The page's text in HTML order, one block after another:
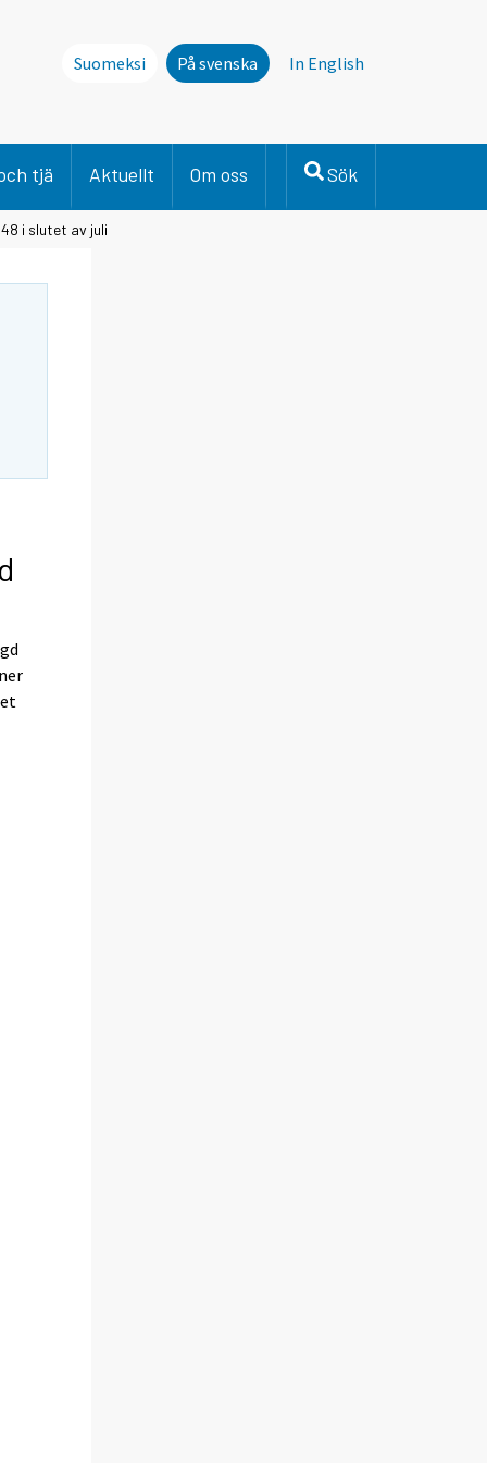
Suomeksi På svenska In English
tjä Aktuellt Om oss Sök
i slutet av juli